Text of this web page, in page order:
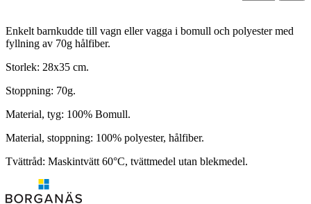
Enkelt barnkudde till vagn eller vagga i bomull och polyester med
fyllning av 70g hålfiber.
Storlek: 28x35 cm.
Stoppning: 70g.
Material, tyg: 100% Bomull.
Material, stoppning: 100% polyester, hålfiber.
Tvättråd: Maskintvätt 60°C, tvättmedel utan blekmedel.